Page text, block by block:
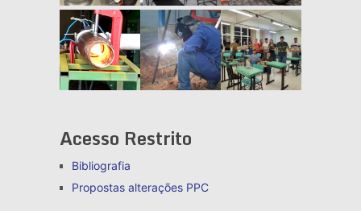
Acesso Restrito
Bibliografia
Propostas alteraçõesPPC